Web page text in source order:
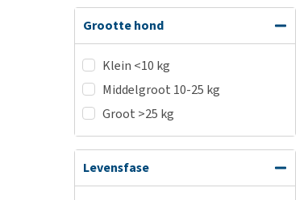
Grootte hond
Klein <10 kg
Middelgroot 10-25 kg
Groot >25 kg
Levensfase